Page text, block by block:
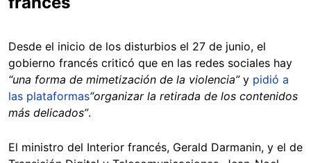
Desde el inicio de los disturbios el 27 de junio, el
gobierno francés criticó que en las redes sociales hay
“una forma de mimetización de la violencia”y pidió a
las plataformas“organizar la retirada de los contenidos
más delicados”.
El ministro del Interior francés, Gerald Darmanin, y el de